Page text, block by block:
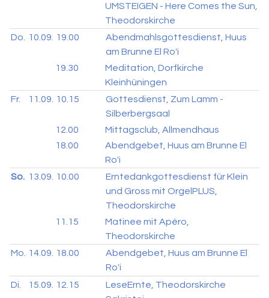
UMSTEIGEN - Here Comes the Sun,
Theodorskirche
Do.
10.09. 19.00
Abendmahlsgottesdienst, Huus
am Brunne El Ro'i
19.30
Meditation, Dorfkirche
Kleinhüningen
Fr.
11.09. 10.15
Gottesdienst, Zum Lamm -
Silberbergsaal
12.00
Mittagsclub, Allmendhaus
18.00
Abendgebet, Huus am Brunne El
Ro'i
So. 13.09. 10.00
Erntedankgottesdienst für Klein
und Gross mit OrgelPLUS,
Theodorskirche
11.15
Matinee mit Apéro,
Theodorskirche
Mo.
14.09. 18.00
Abendgebet, Huus am Brunne El
Ro'i
Di.
15.09. 12.15
LeseErnte, Theodorskirche